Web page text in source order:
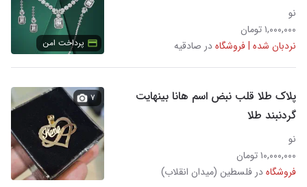
نو
۱,۰۰۰,۰۰۰ تومان
نردبان شده | فروشگاهدر صادقیه پرداخت امن
پلاک طلا قلب نبض اسم هانا بینهایت
گردنبند طلا
نو
۱۰,۰۰۰,۰۰۰ تومان
فروشگاهدر فلسطین (میدان انقلاب)
۷